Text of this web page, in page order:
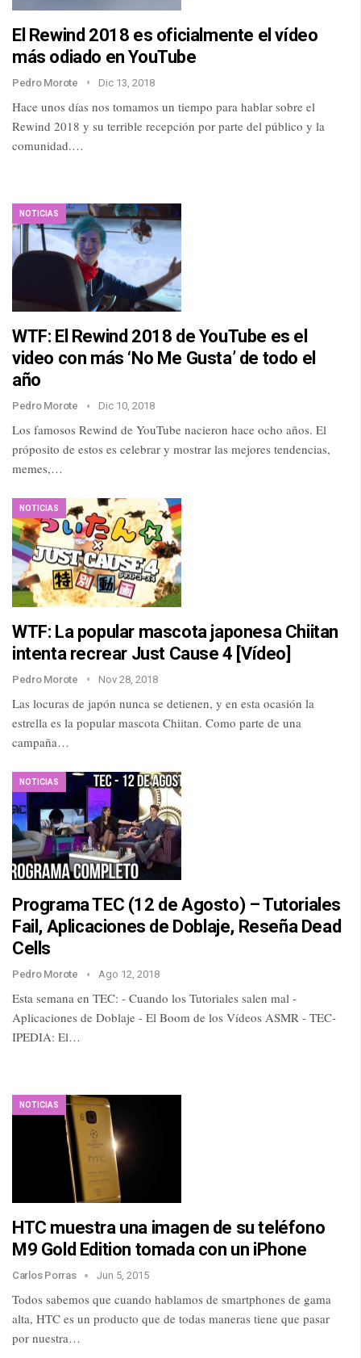
El Rewind 2018 es oficialmente el vídeo
más odiado en YouTube
Pedro Morote Dic 13, 2018
Hace unos días nos tomamos un tiempo para hablar sobre el
Rewind 2018 y su terrible recepción por parte del público y la
comunidad.…
NOTICIAS
WTF: El Rewind 2018 de YouTube es el
video con más ‘No Me Gusta’ de todo el
año
Pedro Morote Dic 10, 2018
Los famosos Rewind de YouTube nacieron hace ocho años. El
próposito de estos es celebrar y mostrar las mejores tendencias,
memes,…
NOTICIAS
WTF: La popular mascota japonesa Chiitan
intenta recrear Just Cause 4 [Vídeo]
Pedro Morote Nov 28, 2018
Las locuras de japón nunca se detienen, y en esta ocasión la
estrella es la popular mascota Chiitan. Como parte de una
campaña…
NOTICIAS
Programa TEC (12 de Agosto) – Tutoriales
Fail, Aplicaciones de Doblaje, Reseña Dead
Cells
Pedro Morote Ago 12, 2018
Esta semana en TEC: - Cuando los Tutoriales salen mal -
Aplicaciones de Doblaje - El Boom de los Vídeos ASMR - TEC-
IPEDIA: El…
NOTICIAS
HTC muestra una imagen de su teléfono
M9 Gold Edition tomada con un iPhone
Carlos Porras Jun 5, 2015
Todos sabemos que cuando hablamos de smartphones de gama
alta, HTC es un producto que de todas maneras tiene que pasar
por nuestra…